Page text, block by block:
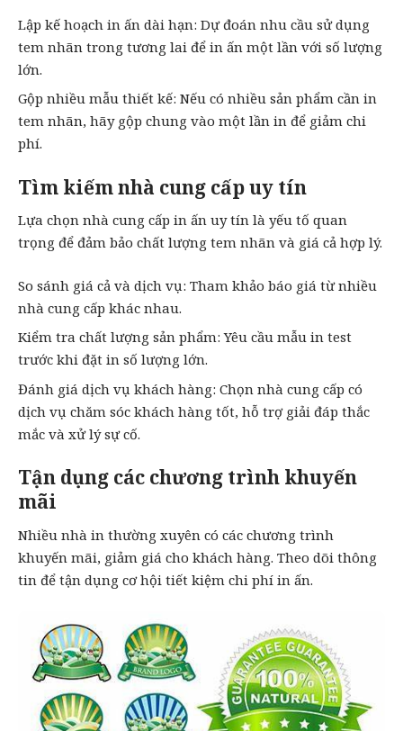
Lập kế hoạch in ấn dài hạn: Dự đoán nhu cầu sử dụng
tem nhãn trong tương lai để in ấn một lần với số lượng
lớn.
Gộp nhiều mẫu thiết kế: Nếu có nhiều sản phẩm cần in
tem nhãn, hãy gộp chung vào một lần in để giảm chi
phí.
Tìm kiếm nhà cung cấp uy tín
Lựa chọn nhà cung cấp in ấn uy tín là yếu tố quan
trọng để đảm bảo chất lượng tem nhãn và giá cả hợp lý.
So sánh giá cả và dịch vụ: Tham khảo báo giá từ nhiều
nhà cung cấp khác nhau.
Kiểm tra chất lượng sản phẩm: Yêu cầu mẫu in test
trước khi đặt in số lượng lớn.
Đánh giá dịch vụ khách hàng: Chọn nhà cung cấp có
dịch vụ chăm sóc khách hàng tốt, hỗ trợ giải đáp thắc
mắc và xử lý sự cố.
Tận dụng các chương trình khuyến
mãi
Nhiều nhà in thường xuyên có các chương trình
khuyến mãi, giảm giá cho khách hàng. Theo dõi thông
tin để tận dụng cơ hội tiết kiệm chi phí in ấn.